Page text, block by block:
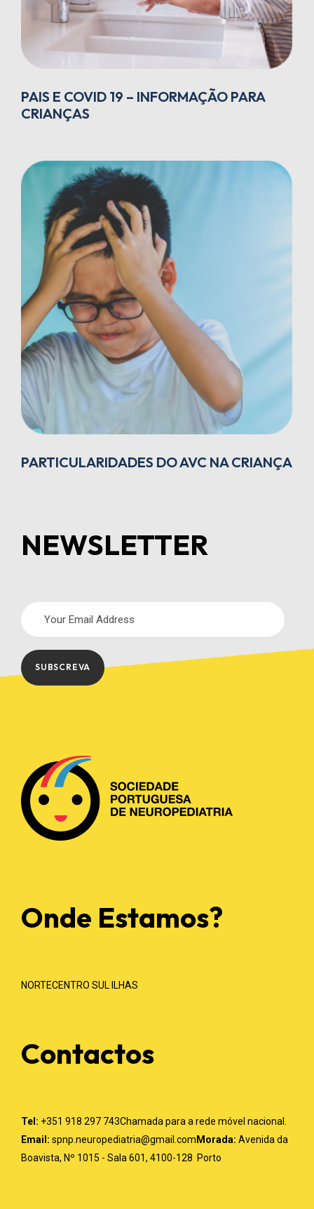
PAIS E COVID 19 – INFORMAÇÃO PARA
CRIANÇAS
PARTICULARIDADES DO AVC NA CRIANÇA
NEWSLETTER
Onde Estamos?
NORTECENTRO SUL ILHAS
Contactos
Tel: +351 918 297 743Chamada para a rede móvel nacional.
Email: spnp.neuropediatria@gmail.com Morada: Avenida da
Boavista, Nº 1015 - Sala 601, 4100-128 Porto